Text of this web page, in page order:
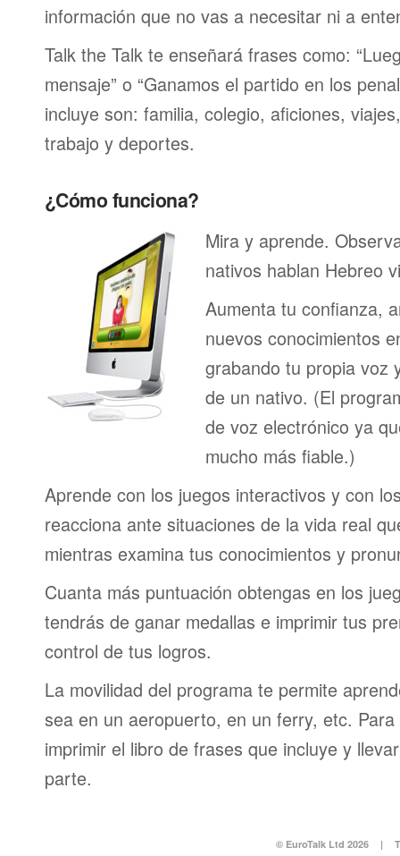
información que no vas a necesitar ni a
Talk the Talk te enseñará frases como:
mensaje” o “Ganamos el partido en los
incluye son: familia, colegio, aficiones,
trabajo y deportes.
¿Cómo funciona?
Mira y aprende.
nativos hablan Hebreo
Aumenta tu confianza,
nuevos conocimientos
grabando tu propia voz
de un nativo. (El
de voz electrónico ya
mucho más fiable.)
Aprende con los juegos interactivos y con
reacciona ante situaciones de la vida real
mientras examina tus conocimientos y
Cuanta más puntuación obtengas en los
tendrás de ganar medallas e imprimir tus
control de tus logros.
La movilidad del programa te permite
sea en un aeropuerto, en un ferry, etc.
imprimir el libro de frases que incluye y
parte.
© EuroTalk Ltd 2026 |